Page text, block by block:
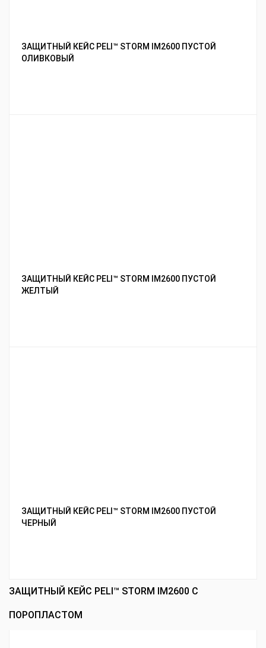
ЗАЩИТНЫЙ КЕЙС PELI™ STORM IM2600 ПУСТОЙ
ОЛИВКОВЫЙ
ЗАЩИТНЫЙ КЕЙС PELI™ STORM IM2600 ПУСТОЙ
ЖЕЛТЫЙ
ЗАЩИТНЫЙ КЕЙС PELI™ STORM IM2600 ПУСТОЙ
ЧЕРНЫЙ
ЗАЩИТНЫЙ КЕЙС PELI™ STORM IM2600 С
ПОРОПЛАСТОМ